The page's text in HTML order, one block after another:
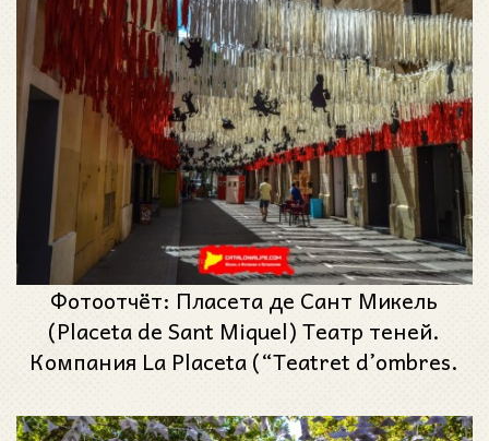
Фотоотчёт: Пласета де Сант Микель
(Placeta de Sant Miquel) Театр теней.
Компания La Placeta (“Teatret d’ombres.
Грасиа 2023 (Festa Major de Gràcia 2023)